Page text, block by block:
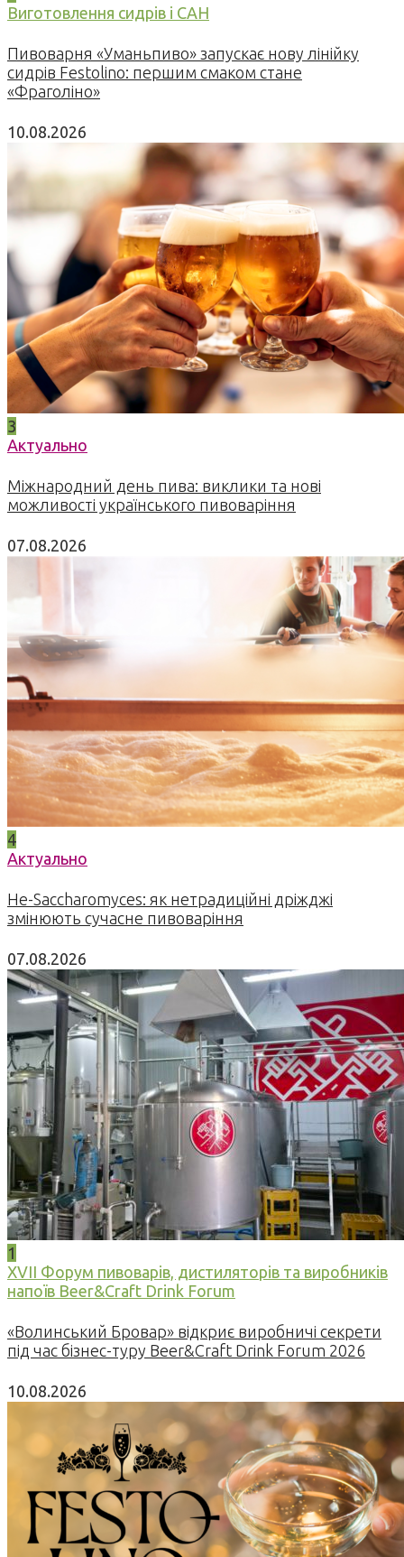
Виготовлення сидрів і САН
Пивоварня «Уманьпиво» запускає нову лінійку
сидрів Festolino: першим смаком стане
«Фраголіно»
10.08.2026
3
Актуально
Міжнародний день пива: виклики та нові
можливості українського пивоваріння
07.08.2026
4
Актуально
Не-Saccharomyces: як нетрадиційні дріжджі
змінюють сучасне пивоваріння
07.08.2026
1
XVII Форум пивоварів, дистиляторів та виробників
напоїв Beer&Craft Drink Forum
«Волинський Бровар» відкриє виробничі секрети
під час бізнес-туру Beer&Craft Drink Forum 2026
10.08.2026